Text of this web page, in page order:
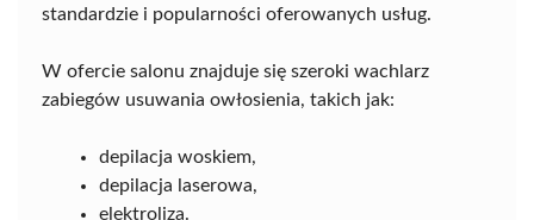
standardzie i popularności oferowanych usług.
W ofercie salonu znajduje się szeroki wachlarz
zabiegów usuwania owłosienia, takich jak:
depilacja woskiem,
depilacja laserowa,
elektroliza.